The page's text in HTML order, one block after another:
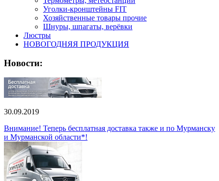
Уголки-кронштейны FIT
Хозяйственные товары прочие
Шнуры, шпагаты, верёвки
Люстры
НОВОГОДНЯЯ ПРОДУКЦИЯ
Новости:
30.09.2019
Внимание! Теперь бесплатная доставка также и по Мурманску
и Мурманской области*!